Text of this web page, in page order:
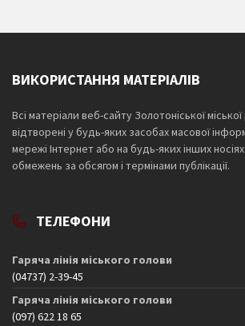
ВИКОРИСТАННЯ МАТЕРІАЛІВ
Всі матеріали веб-сайту Золотоніської
відтворені у будь-яких засобах масової
мережі Інтернет або на будь-яких інших
обмежень за обсягом і термінами публікації.
ТЕЛЕФОНИ
Гаряча лінія міського голови
(04737) 2-39-45
Гаряча лінія міського голови
(097) 622 18 65